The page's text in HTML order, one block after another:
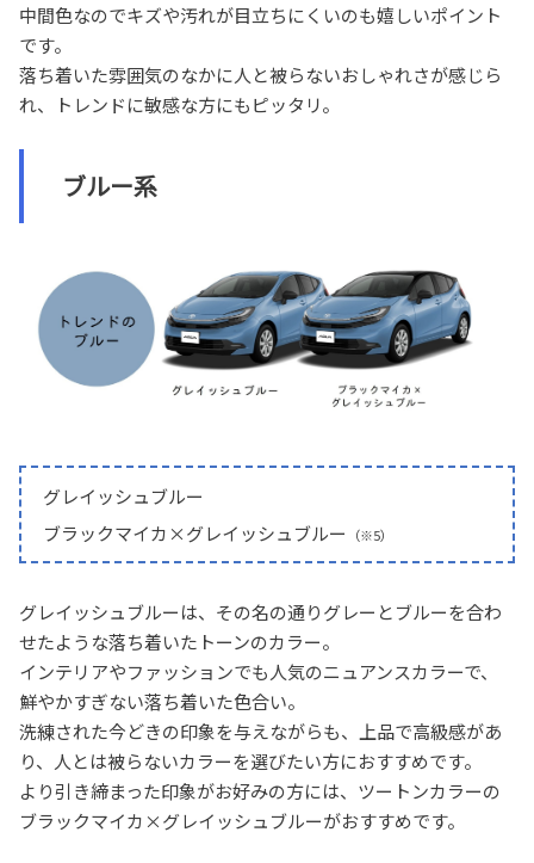
中間色なのでキズや汚れが目立ちにくいのも嬉しいポイント
です。
落ち着いた雰囲気のなかに人と被らないおしゃれさが感じら
れ、トレンドに敏感な方にもピッタリ。
ブルー系
グレイッシュブルー
ブラックマイカ×グレイッシュブルー
（※5）
グレイッシュブルーは、その名の通りグレーとブルーを合わ
せたような落ち着いたトーンのカラー。
インテリアやファッションでも人気のニュアンスカラーで、
鮮やかすぎない落ち着いた色合い。
洗練された今どきの印象を与えながらも、上品で高級感があ
り、人とは被らないカラーを選びたい方におすすめです。
より引き締まった印象がお好みの方には、ツートンカラーの
ブラックマイカ×グレイッシュブルーがおすすめです。